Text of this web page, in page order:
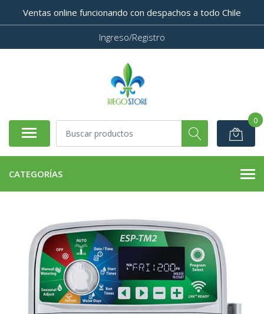
Ventas online funcionando con despachos a todo Chile
Ingreso/Registro
0
CATEGORÍAS